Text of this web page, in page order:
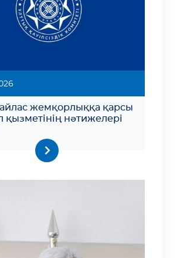
жемқорлыққа қарсы
қызметінің нәтижелері